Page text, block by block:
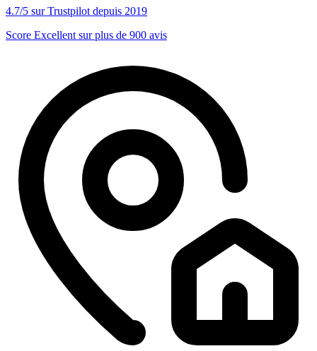
4.7/5 sur Trustpilot depuis 2019
Score Excellent sur plus de 900 avis